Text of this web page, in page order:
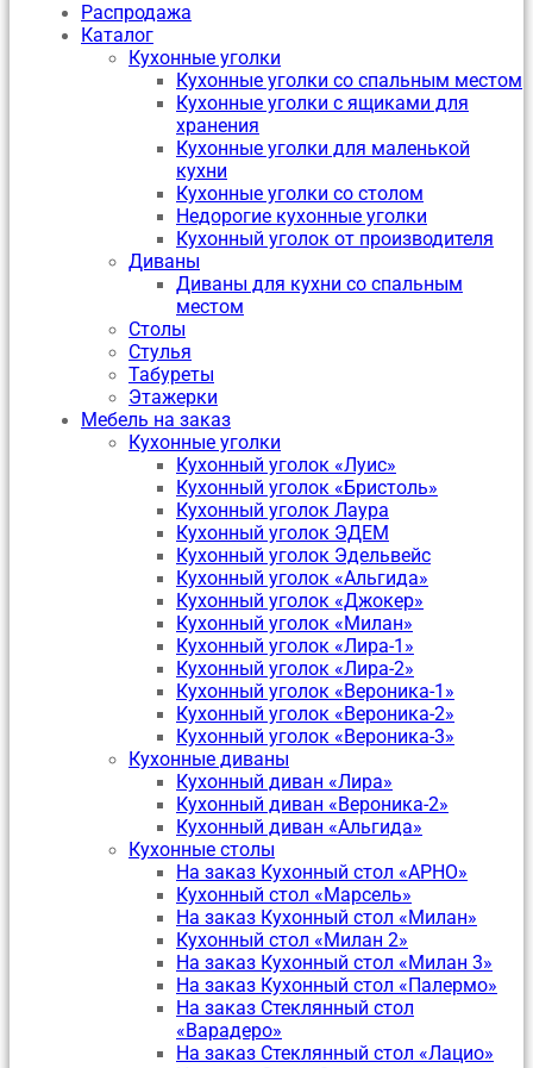
Распродажа
Каталог
Кухонные уголки
Кухонные уголки со спальным местом
Кухонные уголки с ящиками для
хранения
Кухонные уголки для маленькой
кухни
Кухонные уголки со столом
Недорогие кухонные уголки
Кухонный уголок от производителя
Диваны
Диваны для кухни со спальным
местом
Столы
Стулья
Табуреты
Этажерки
Мебель на заказ
Кухонные уголки
Кухонный уголок «Луис»
Кухонный уголок «Бристоль»
Кухонный уголок Лаура
Кухонный уголок ЭДЕМ
Кухонный уголок Эдельвейс
Кухонный уголок «Альгида»
Кухонный уголок «Джокер»
Кухонный уголок «Милан»
Кухонный уголок «Лира-1»
Кухонный уголок «Лира-2»
Кухонный уголок «Вероника-1»
Кухонный уголок «Вероника-2»
Кухонный уголок «Вероника-3»
Кухонные диваны
Кухонный диван «Лира»
Кухонный диван «Вероника-2»
Кухонный диван «Альгида»
Кухонные столы
На заказ Кухонный стол «АРНО»
Кухонный стол «Марсель»
На заказ Кухонный стол «Милан»
Кухонный стол «Милан 2»
На заказ Кухонный стол «Милан 3»
На заказ Кухонный стол «Палермо»
На заказ Стеклянный стол
«Варадеро»
На заказ Стеклянный стол «Лацио»